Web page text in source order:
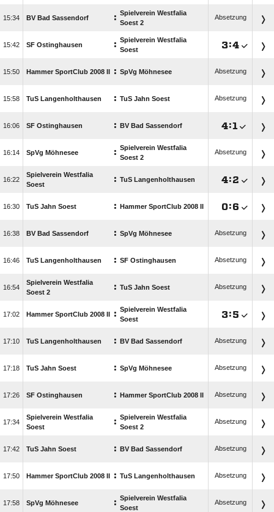
 BV Bad Sassendorf : Spielverein Westfalia
Soest 2
Absetzung
 SF Ostinghausen : Spielverein Westfalia
Soest
:
 Hammer SportClub 2008 II : SpVg Möhnesee Absetzung
 TuS Langenholthausen : TuS Jahn Soest Absetzung
 SF Ostinghausen : BV Bad Sassendorf :
 SpVg Möhnesee : Spielverein Westfalia
Soest 2
Absetzung

Spielverein Westfalia
Soest
: TuS Langenholthausen :
 TuS Jahn Soest : Hammer SportClub 2008 II :
 BV Bad Sassendorf : SpVg Möhnesee Absetzung
 TuS Langenholthausen : SF Ostinghausen Absetzung

Spielverein Westfalia
Soest 2
: TuS Jahn Soest Absetzung
 Hammer SportClub 2008 II : Spielverein Westfalia
Soest
:
 TuS Langenholthausen : BV Bad Sassendorf Absetzung
 TuS Jahn Soest : SpVg Möhnesee Absetzung
 SF Ostinghausen : Hammer SportClub 2008 II Absetzung

Spielverein Westfalia
Soest
: Spielverein Westfalia
Soest 2
Absetzung
 TuS Jahn Soest : BV Bad Sassendorf Absetzung
 Hammer SportClub 2008 II : TuS Langenholthausen Absetzung
 SpVg Möhnesee : Spielverein Westfalia
Soest
Absetzung